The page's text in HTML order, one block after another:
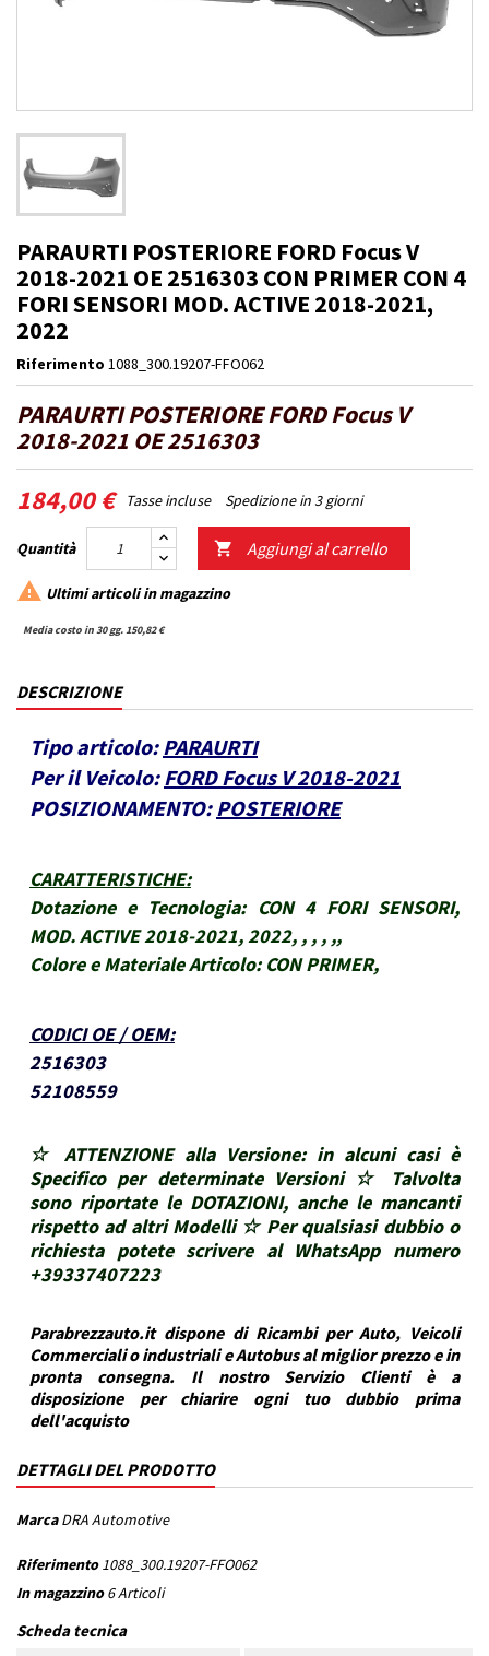
PARAURTI POSTERIORE FORD Focus V
2018-2021 OE 2516303 CON PRIMER CON 4
FORI SENSORI MOD. ACTIVE 2018-2021,
2022
Riferimento 1088_300.19207-FFO062
PARAURTI POSTERIORE FORD Focus V
2018-2021 OE 2516303
184,00 € Tasse incluse Spedizione in 3 giorni
Quantità  Aggiungi al carrello
 Ultimi articoli in magazzino
Media costo in 30 gg. 150,82 €
DESCRIZIONE
Tipo articolo: PARAURTI
Per il Veicolo: FORD Focus V 2018-2021
POSIZIONAMENTO: POSTERIORE
CARATTERISTICHE:
Dotazione e Tecnologia: CON 4 FORI SENSORI,
MOD. ACTIVE 2018-2021, 2022, , , , ,,
Colore e Materiale Articolo: CON PRIMER,
CODICI OE / OEM:
2516303
52108559
☆ ATTENZIONE alla Versione: in alcuni casi è
Specifico per determinate Versioni ☆ Talvolta
sono riportate le DOTAZIONI, anche le mancanti
rispetto ad altri Modelli ☆ Per qualsiasi dubbio o
richiesta potete scrivere al WhatsApp numero
+39337407223
Parabrezzauto.it dispone di Ricambi per Auto, Veicoli
Commerciali o industriali e Autobus al miglior prezzo e in
pronta consegna. Il nostro Servizio Clienti è a
disposizione per chiarire ogni tuo dubbio prima
dell'acquisto
DETTAGLI DEL PRODOTTO
Marca DRA Automotive
Riferimento 1088_300.19207-FFO062
In magazzino 6 Articoli
Scheda tecnica